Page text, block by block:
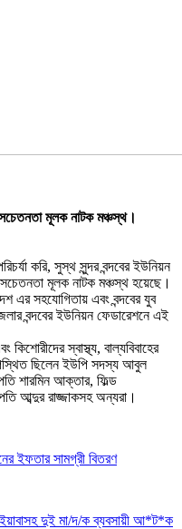
সচেতনতা মূলক নাটক মঞ্চস্থ।
করি, সুস্থ সুন্দর বন্দবের ইউনিয়ন
মূলক নাটক মঞ্চস্থ হয়েছে।
এর সহযোগিতায় এবং বন্দবের যুব
বন্দবের ইউনিয়ন ফেডারেশনে এই
কিশোরীদের স্বাস্থ্য, বাল্যবিবাহের
ছিলেন ইউপি সদস্য আবুল
শারমিন আক্তার, ফিল্ড
আব্দুর রাজ্জাকসহ অন্যরা।
ইফতার সামগ্রী বিতরণ
ইয়াবাসহ দুই মা/দ/ক ব্যবসায়ী আ*ট*ক